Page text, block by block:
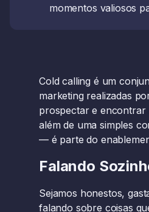
momentos valiosos
Cold calling é um
marketing realizadas
prospectar e encontrar
além de uma simples
— é parte do
Falando
Sejamos honestos,
falando sobre coisas